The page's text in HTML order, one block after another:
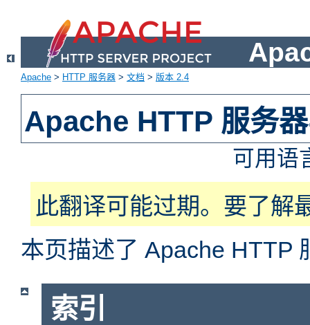
Apache > HTTP 服务器 > 文档 > 版本 2.4
Apache HTTP 服务
可用语
此翻译可能过期。要了解
本页描述了 Apache HTTP
索引